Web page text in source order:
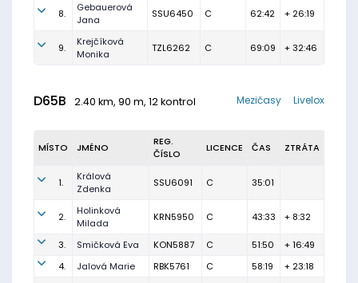
8.
Gebauerová
Jana
SSU6450 C 62:42 + 26:19
9.
Krejčíková
Monika
TZL6262 C 69:09 + 32:46
D65B 2.40 km, 90 m, 12 kontrol Livelox
Mezičasy
MÍSTO JMÉNO
REG.
ČÍSLO
LICENCE ČAS ZTRÁTA
1.
Králová
Zdenka
SSU6091 C 35:01
2.
Holinková
Milada
KRN5950 C 43:33 + 8:32
3. Smičková Eva KON5887 C 51:50
+ 16:49
4.
Jalová Marie RBK5761 C 58:19 + 23:18